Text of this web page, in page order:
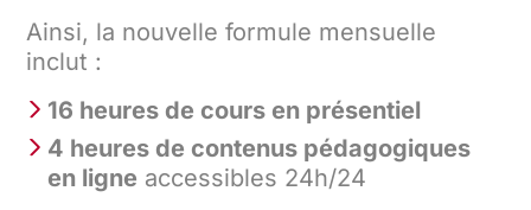
Ainsi, la nouvelle formule mensuelle
inclut :
16 heures de cours en présentiel
4 heures de contenus pédagogiques
en ligne accessibles 24h/24